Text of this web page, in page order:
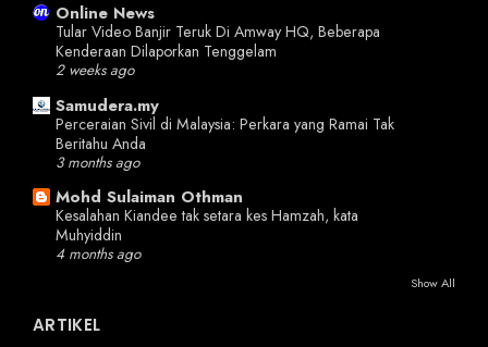
Online News
Tular Video Banjir Teruk Di Amway HQ, Beberapa
Kenderaan Dilaporkan Tenggelam
2 weeks ago
Samudera.my
Perceraian Sivil di Malaysia: Perkara yang Ramai Tak
Beritahu Anda
3 months ago
Mohd Sulaiman Othman
Kesalahan Kiandee tak setara kes Hamzah, kata
Muhyiddin
4 months ago
Show All
ARTIKEL